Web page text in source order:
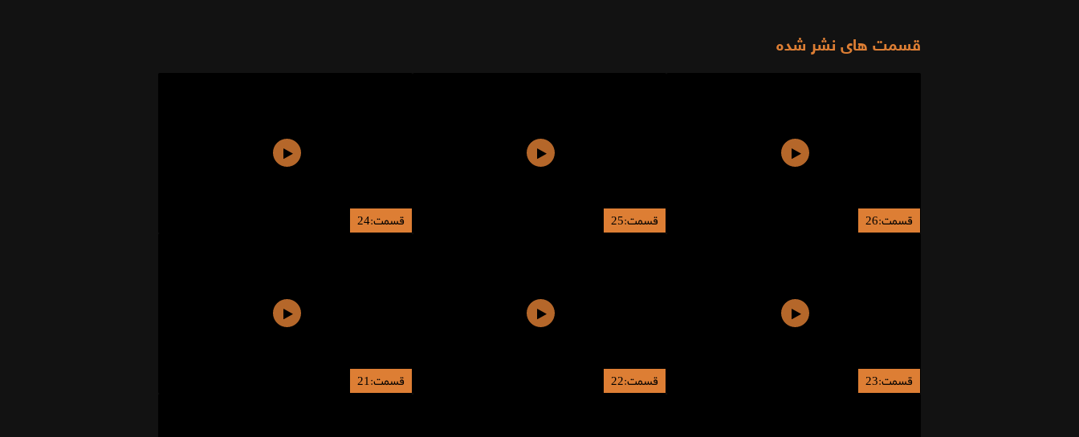
قسمت های نشر شده
قسمت:26 قسمت:25 قسمت:24
قسمت:23 قسمت:22 قسمت:21